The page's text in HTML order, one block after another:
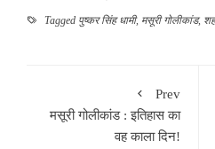
Tagged पुष्कर सिंह धामी, मसूरी गोलीकांड,
Prev
मसूरी गोलीकांड : इतिहास का
वह काला दिन!